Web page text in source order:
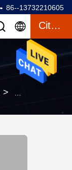
86--13732210605
Citation
> Colorimètre